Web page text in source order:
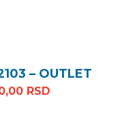
– OUTLET
cena je bila:
RSD